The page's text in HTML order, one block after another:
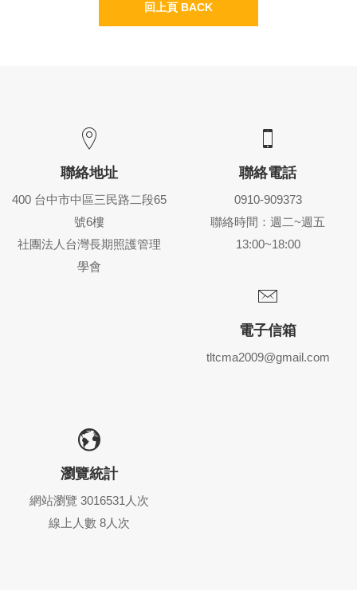
回上頁 BACK
聯絡地址
400 台中市中區三民路二段65
號6樓
社團法人台灣長期照護管理
學會
聯絡電話
0910-909373
聯絡時間：週二~週五
13:00~18:00
電子信箱
tltcma2009@gmail.com
瀏覽統計
網站瀏覽 3016531人次
線上人數 8人次